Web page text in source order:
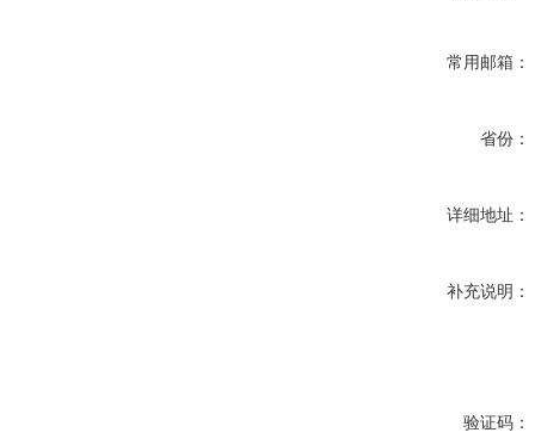
常用邮箱：
省份：
详细地址：
补充说明：
验证码：